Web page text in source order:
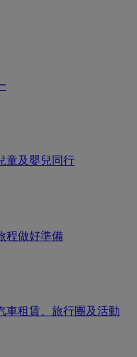
童及嬰兒同行
程做好準備
車租賃、旅行團及活動